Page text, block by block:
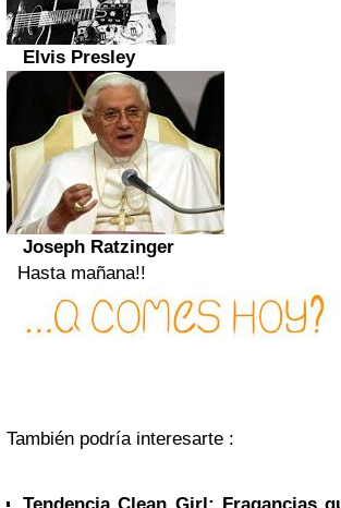
Elvis Presley
Joseph Ratzinger
Hasta mañana!!
También podría interesarte :